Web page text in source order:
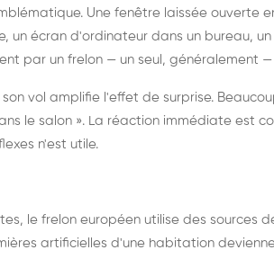
Une fenêtre laissée ouverte
un écran d'ordinateur dans un bureau,
par un frelon — un seul, généralement
vol amplifie l'effet de surprise.
le salon ». La réaction immédiate est
n'est utile.
le frelon européen utilise des sources
artificielles d'une habitation